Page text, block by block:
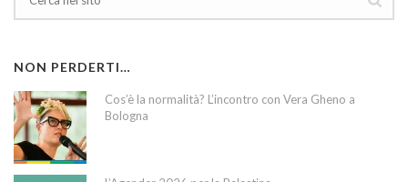
NON PERDERTI…
Cos’è la normalità? L’incontro con Vera Gheno a
Bologna